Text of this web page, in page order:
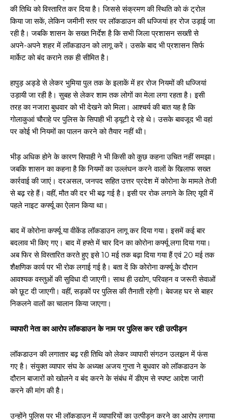
की तिथि को विस्तारित कर दिया है। जिससे संक्रमण की स्थिति को कं ट्रोल
किया जा सकें, लेकिन जमीनी स्तर पर लॉकडाउन की धज्जियां हर रोज उड़ाई जा
रही है। जबकि शासन के सख्त निर्देश है कि सभी जिला प्रशासन सख्ती से
अपने-अपने शहर में लॉकडाउन को लागू करें। उसके बाद भी प्रशासन सिर्फ
मार्केट को बंद कराने तक ही सीमित है।
हापुड़ अड्डे से लेकर भुमिया पुल तक के इलाकें में हर रोज नियमों की धज्जियां
उड़ायी जा रही है। सुबह से लेकर शाम तक लोगों का मेला लगा रहता है। इसी
तरह का नजारा बुधवार को भी देखने को मिला। आश्चर्य की बात यह है कि
गोलाकुआं चौराहे पर पुलिस के सिपाही भी ड्यूटी दे रहे थे। उसके बावजूद भी वहां
पर कोई भी नियमों का पालन करने को तैयार नहीं थी।
भीड़ अधिक होने के कारण सिपाही ने भी किसी को कुछ कहना उचित नहीं समझा।
जबकि शासन का कहना है कि नियमों का उल्लंघन करने वालों के खिलाफ सख्त
कार्रवाई की जाएं। दरअसल, जनपद सहित उत्तर प्रदेश में कोरोना के मामले तेजी
से बढ़ रहे हैं। वहीं, मौत की दर भी बढ़ गई है। इसी पर रोक लगाने के लिए यूपी में
पहले नाइट कर्फ्यू का ऐलान किया था।
बाद में कोरोना कर्फ्यू या वीकेंड लॉकडाउन लागू कर दिया गया। इसमें कई बार
बदलाव भी किए गए। बाद में हफ्ते में चार दिन का कोरोना कर्फ्यू लगा दिया गया।
अब फिर से विस्तारित करते हुए इसे 10 मई तक बढ़ा दिया गया हैं एवं 20 मई तक
शैक्षणिक कार्य पर भी रोक लगाई गई है। बता दें कि कोरोना कर्फ्यू के दौरान
आवश्यक वस्तुओं की सुविधा दी जाएगी। साथ ही उद्योग, परिवहन व जरूरी सेवाओं
को छूट दी जाएगी। वहीं, सड़कों पर पुलिस की तैनाती रहेगी। बेवजह घर से बाहर
निकलने वालों का चालान किया जाएगा।
व्यापारी नेता का आरोप लॉकडाउन के नाम पर पुलिस कर रही उत्पीड़न
लॉकडाउन की लगातार बढ़ रही तिथि को लेकर व्यापारी संगठन उलझन में फंस
गए है। संयुक्त व्यापार संघ के अध्यक्ष अजय गुप्ता ने बुधवार को लॉकडाउन के
दौरान बाजारों को खोलने व बंद करने के संबंध में डीएम से स्पष्ट आदेश जारी
करने की मांग की है।
उन्होंने पुलिस पर भी लॉकडाउन में व्यापारियों का उत्पीड़न करने का आरोप लगाया